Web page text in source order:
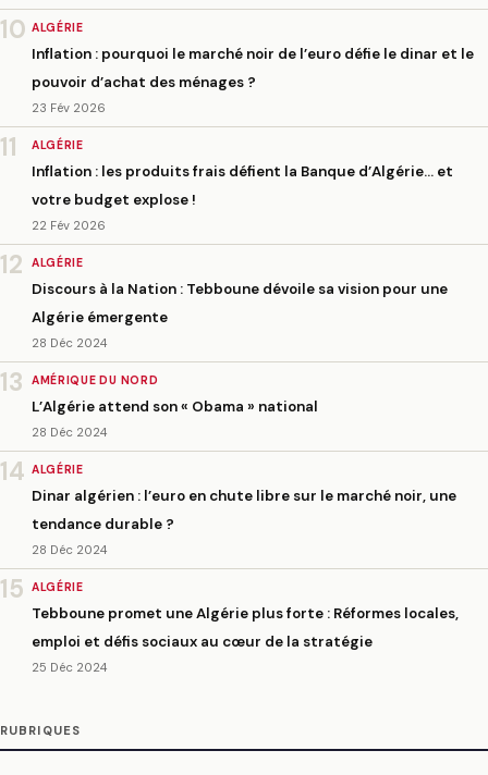
10 ALGÉRIE
Inflation : pourquoi le marché noir de l’euro défie le dinar et le
pouvoir d’achat des ménages ?
23 Fév 2026
11 ALGÉRIE
Inflation : les produits frais défient la Banque d’Algérie… et
votre budget explose !
22 Fév 2026
12 ALGÉRIE
Discours à la Nation : Tebboune dévoile sa vision pour une
Algérie émergente
28 Déc 2024
13 AMÉRIQUE DU NORD
L’Algérie attend son « Obama » national
28 Déc 2024
14 ALGÉRIE
Dinar algérien : l’euro en chute libre sur le marché noir, une
tendance durable ?
28 Déc 2024
15 ALGÉRIE
Tebboune promet une Algérie plus forte : Réformes locales,
emploi et défis sociaux au cœur de la stratégie
25 Déc 2024
RUBRIQUES